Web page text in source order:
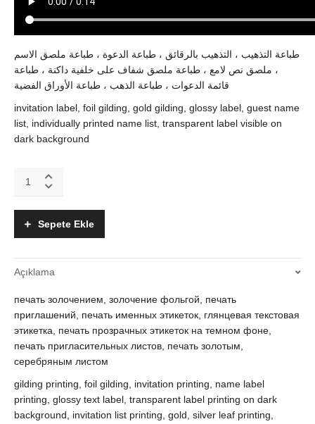
طباعة التذهيب ، التذهيب بالرقائق ، طباعة الدعوة ، طباعة ملصق الاسم
، ملصق نص لامع ، طباعة ملصق شفاف على خلفية داكنة ، طباعة
قائمة الدعوات ، طباعة الذهب ، طباعة الأوراق الفضية
invitation label, foil gilding, gold gilding, glossy label, guest name
list, individually printed name list, transparent label visible on
dark background
yaldız,
parlak
baskılı
etiketler
Sepete Ekle
Açıklama
печать золочением, золочение фольгой, печать
приглашений, печать именных этикеток, глянцевая текстовая
этикетка, печать прозрачных этикеток на темном фоне,
печать пригласительных листов, печать золотым,
серебряным листом
gilding printing, foil gilding, invitation printing, name label
printing, glossy text label, transparent label printing on dark
background, invitation list printing, gold, silver leaf printing,